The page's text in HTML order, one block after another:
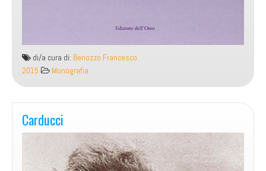
di/a cura di: Benozzo Francesco
2015
Monografia
Carducci